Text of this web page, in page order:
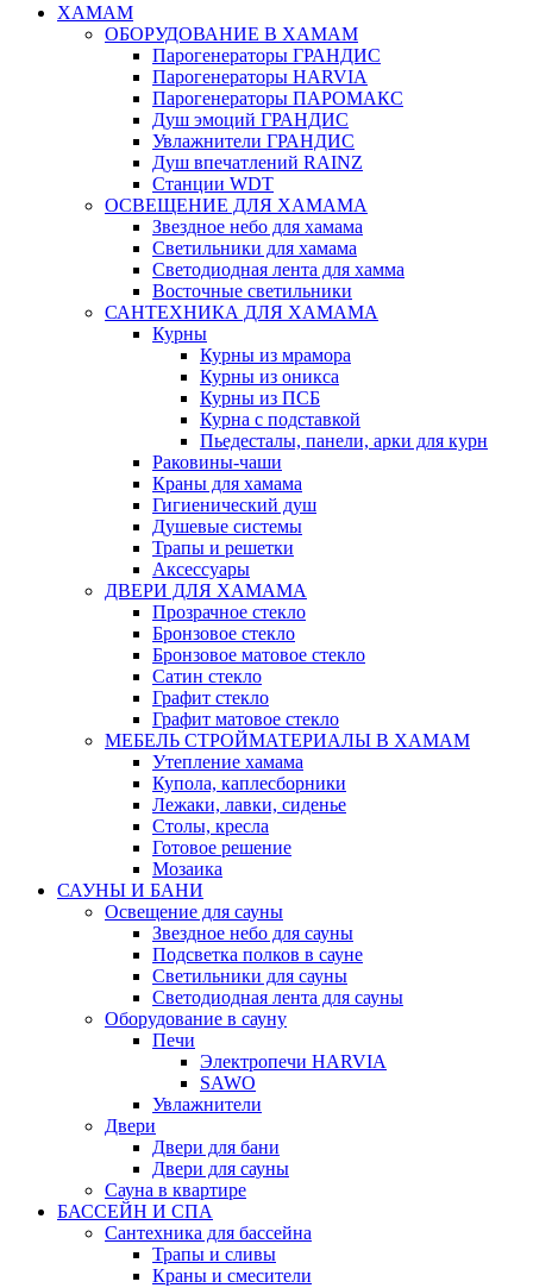
ХАМАМ
ОБОРУДОВАНИЕ В ХАМАМ
Парогенераторы ГРАНДИС
Парогенераторы HARVIA
Парогенераторы ПАРОМАКС
Душ эмоций ГРАНДИС
Увлажнители ГРАНДИС
Душ впечатлений RAINZ
Станции WDT
ОСВЕЩЕНИЕ ДЛЯ ХАМАМА
Звездное небо для хамама
Светильники для хамама
Светодиодная лента для хамма
Восточные светильники
САНТЕХНИКА ДЛЯ ХАМАМА
Курны
Курны из мрамора
Курны из оникса
Курны из ПСБ
Курна с подставкой
Пьедесталы, панели, арки для курн
Раковины-чаши
Краны для хамама
Гигиенический душ
Душевые системы
Трапы и решетки
Аксессуары
ДВЕРИ ДЛЯ ХАМАМА
Прозрачное стекло
Бронзовое стекло
Бронзовое матовое стекло
Сатин стекло
Графит стекло
Графит матовое стекло
МЕБЕЛЬ СТРОЙМАТЕРИАЛЫ В ХАМАМ
Утепление хамама
Купола, каплесборники
Лежаки, лавки, сиденье
Столы, кресла
Готовое решение
Мозаика
САУНЫ И БАНИ
Освещение для сауны
Звездное небо для сауны
Подсветка полков в сауне
Светильники для сауны
Светодиодная лента для сауны
Оборудование в сауну
Печи
Электропечи HARVIA
SAWO
Увлажнители
Двери
Двери для бани
Двери для сауны
Сауна в квартире
БАССЕЙН И СПА
Сантехника для бассейна
Трапы и сливы
Краны и смесители